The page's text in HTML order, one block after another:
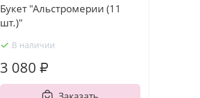
Букет "Альстромерии (11
шт.)"
В наличии
3 080 ₽